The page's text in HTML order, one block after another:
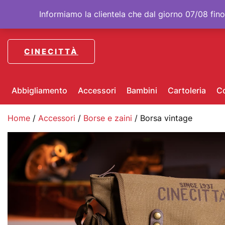
Per ordini dall’estero contattare direttamente bookshop@cinecitta.it
CINECITTÀ
Abbigliamento Accessori Bambini Cartoleria
Home / Accessori / Borse e zaini / Borsa vintage
Informiamo la clientela che dal giorno 07/08